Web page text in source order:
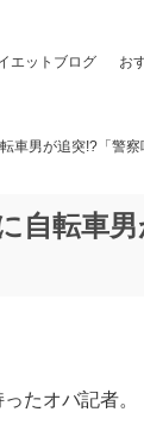
エットブログ お
車男が追突!?「警
自転車
たオバ記者。